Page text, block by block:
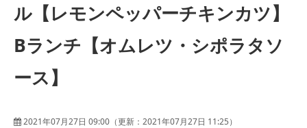
ル【レモンペッパーチキンカツ】
Bランチ【オムレツ・シポラタソ
ース】
2021年07月27日 09:00 （更新： 2021年07月27日 11:25）